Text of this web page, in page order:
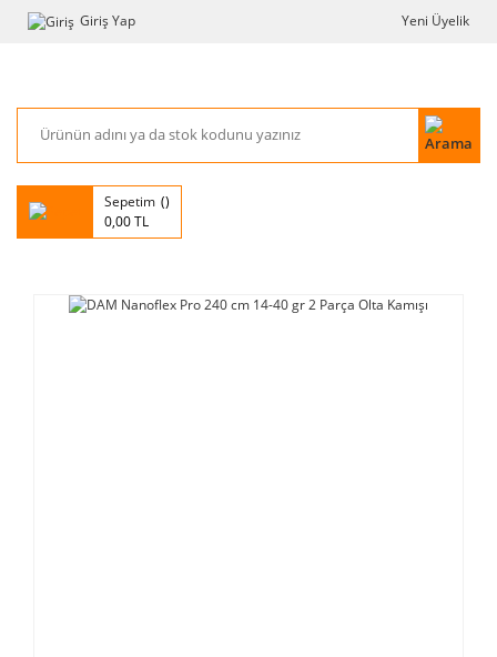
Giriş Yap Yeni Üyelik
Sepetim
0,00 TL